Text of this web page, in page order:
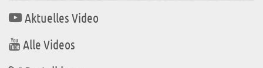
Aktuelles Video
Alle Videos